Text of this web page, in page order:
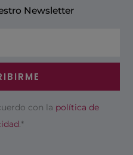
Newsletter
con la política de
.*